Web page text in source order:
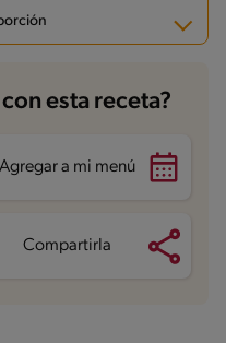
esta receta?
Agregar a mi menú
Compartirla